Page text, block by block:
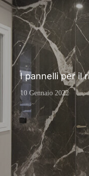
I pannelli per il
10 Gennaio 2022